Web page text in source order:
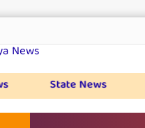
State News